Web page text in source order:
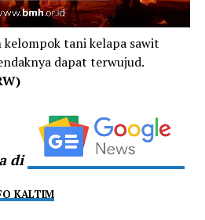
kelompok tani kelapa sawit
dapat terwujud.
di
KALTIM